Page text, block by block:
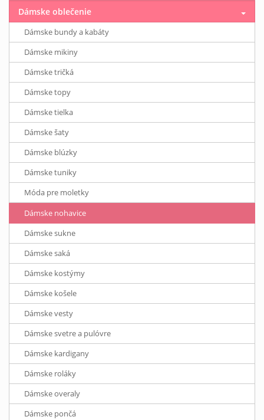
Dámske oblečenie
Dámske bundy a kabáty
Dámske mikiny
Dámske tričká
Dámske topy
Dámske tielka
Dámske šaty
Dámske blúzky
Dámske tuniky
Móda pre moletky
Dámske nohavice
Dámske sukne
Dámske saká
Dámske kostýmy
Dámske košele
Dámske vesty
Dámske svetre a pulóvre
Dámske kardigany
Dámske roláky
Dámske overaly
Dámske pončá